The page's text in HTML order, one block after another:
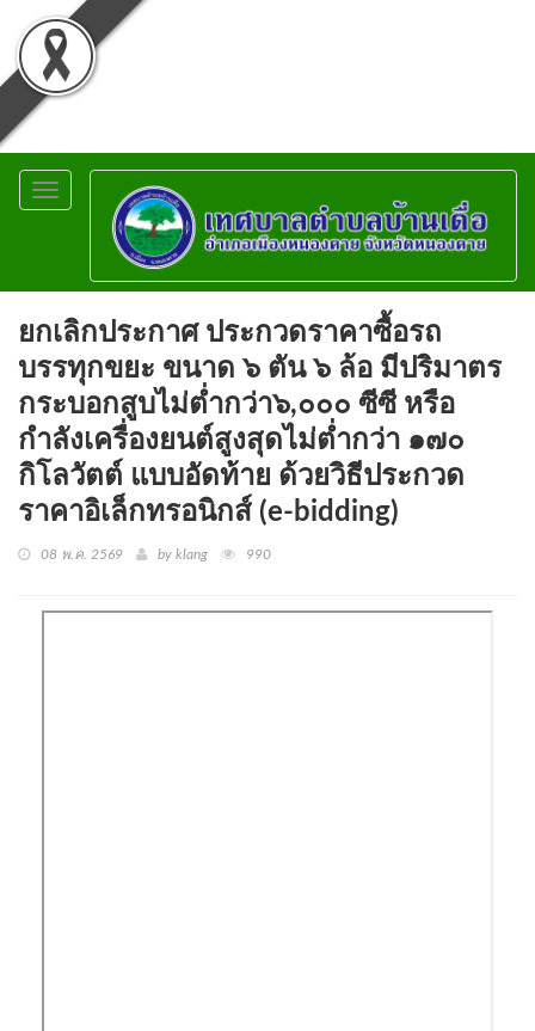
Toggle
navigation
ยกเลิกประกาศ ประกวดราคาซื้อรถ
บรรทุกขยะ ขนาด ๖ ตัน ๖ ล้อ มีปริมาตร
กระบอกสูบไม่ต่ำกว่า๖,๐๐๐ ซีซี หรือ
กำลังเครื่องยนต์สูงสุดไม่ต่ำกว่า ๑๗๐
กิโลวัตต์ แบบอัดท้าย ด้วยวิธีประกวด
ราคาอิเล็กทรอนิกส์ (e-bidding)
08 พ.ค. 2569 by klang 990